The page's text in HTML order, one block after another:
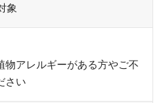
象
物アレルギーがある方やご不
さい